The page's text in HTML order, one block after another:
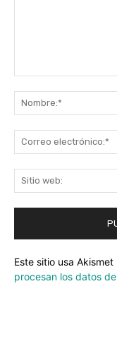
Este sitio usa
procesan los datos